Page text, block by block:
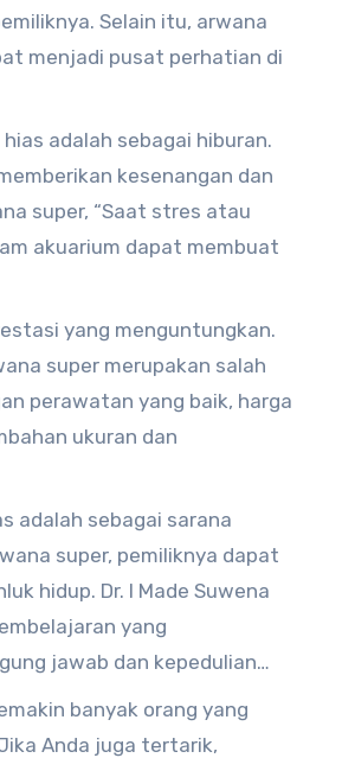
Selain itu, arwana
menjadi pusat perhatian di
adalah sebagai hiburan.
kesenangan dan
super, “Saat stres atau
akuarium dapat membuat
yang menguntungkan.
super merupakan salah
perawatan yang baik, harga
ukuran dan
adalah sebagai sarana
super, pemiliknya dapat
hidup. Dr. I Made Suwena
yang
jawab dan kepedulian
banyak orang yang
Anda juga tertarik,